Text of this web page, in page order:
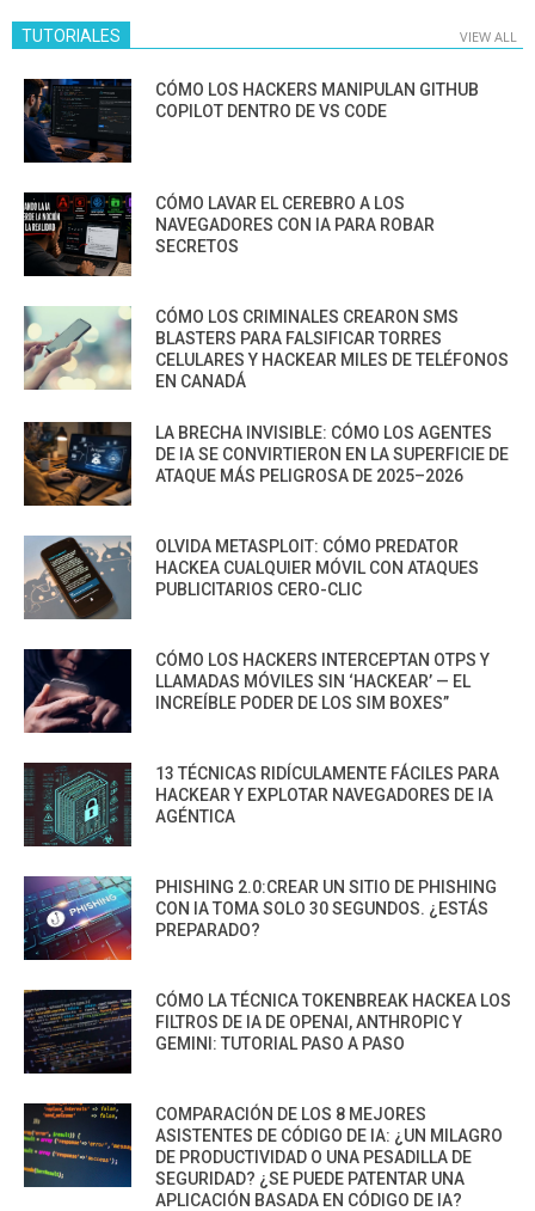
TUTORIALES VIEW ALL
CÓMO LOS HACKERS MANIPULAN GITHUB
COPILOT DENTRO DE VS CODE
CÓMO LAVAR EL CEREBRO A LOS
NAVEGADORES CON IA PARA ROBAR
SECRETOS
CÓMO LOS CRIMINALES CREARON SMS
BLASTERS PARA FALSIFICAR TORRES
CELULARES Y HACKEAR MILES DE TELÉFONOS
EN CANADÁ
LA BRECHA INVISIBLE: CÓMO LOS AGENTES
DE IA SE CONVIRTIERON EN LA SUPERFICIE DE
ATAQUE MÁS PELIGROSA DE 2025–2026
OLVIDA METASPLOIT: CÓMO PREDATOR
HACKEA CUALQUIER MÓVIL CON ATAQUES
PUBLICITARIOS CERO-CLIC
CÓMO LOS HACKERS INTERCEPTAN OTPS Y
LLAMADAS MÓVILES SIN ‘HACKEAR’ — EL
INCREÍBLE PODER DE LOS SIM BOXES”
13 TÉCNICAS RIDÍCULAMENTE FÁCILES PARA
HACKEAR Y EXPLOTAR NAVEGADORES DE IA
AGÉNTICA
PHISHING 2.0:CREAR UN SITIO DE PHISHING
CON IA TOMA SOLO 30 SEGUNDOS. ¿ESTÁS
PREPARADO?
CÓMO LA TÉCNICA TOKENBREAK HACKEA LOS
FILTROS DE IA DE OPENAI, ANTHROPIC Y
GEMINI: TUTORIAL PASO A PASO
COMPARACIÓN DE LOS 8 MEJORES
ASISTENTES DE CÓDIGO DE IA: ¿UN MILAGRO
DE PRODUCTIVIDAD O UNA PESADILLA DE
SEGURIDAD? ¿SE PUEDE PATENTAR UNA
APLICACIÓN BASADA EN CÓDIGO DE IA?